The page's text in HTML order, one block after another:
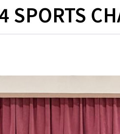
SPORTS